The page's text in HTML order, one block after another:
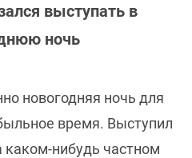
выступать в
ночь
новогодняя ночь для
время. Выступил
каком-нибудь частном